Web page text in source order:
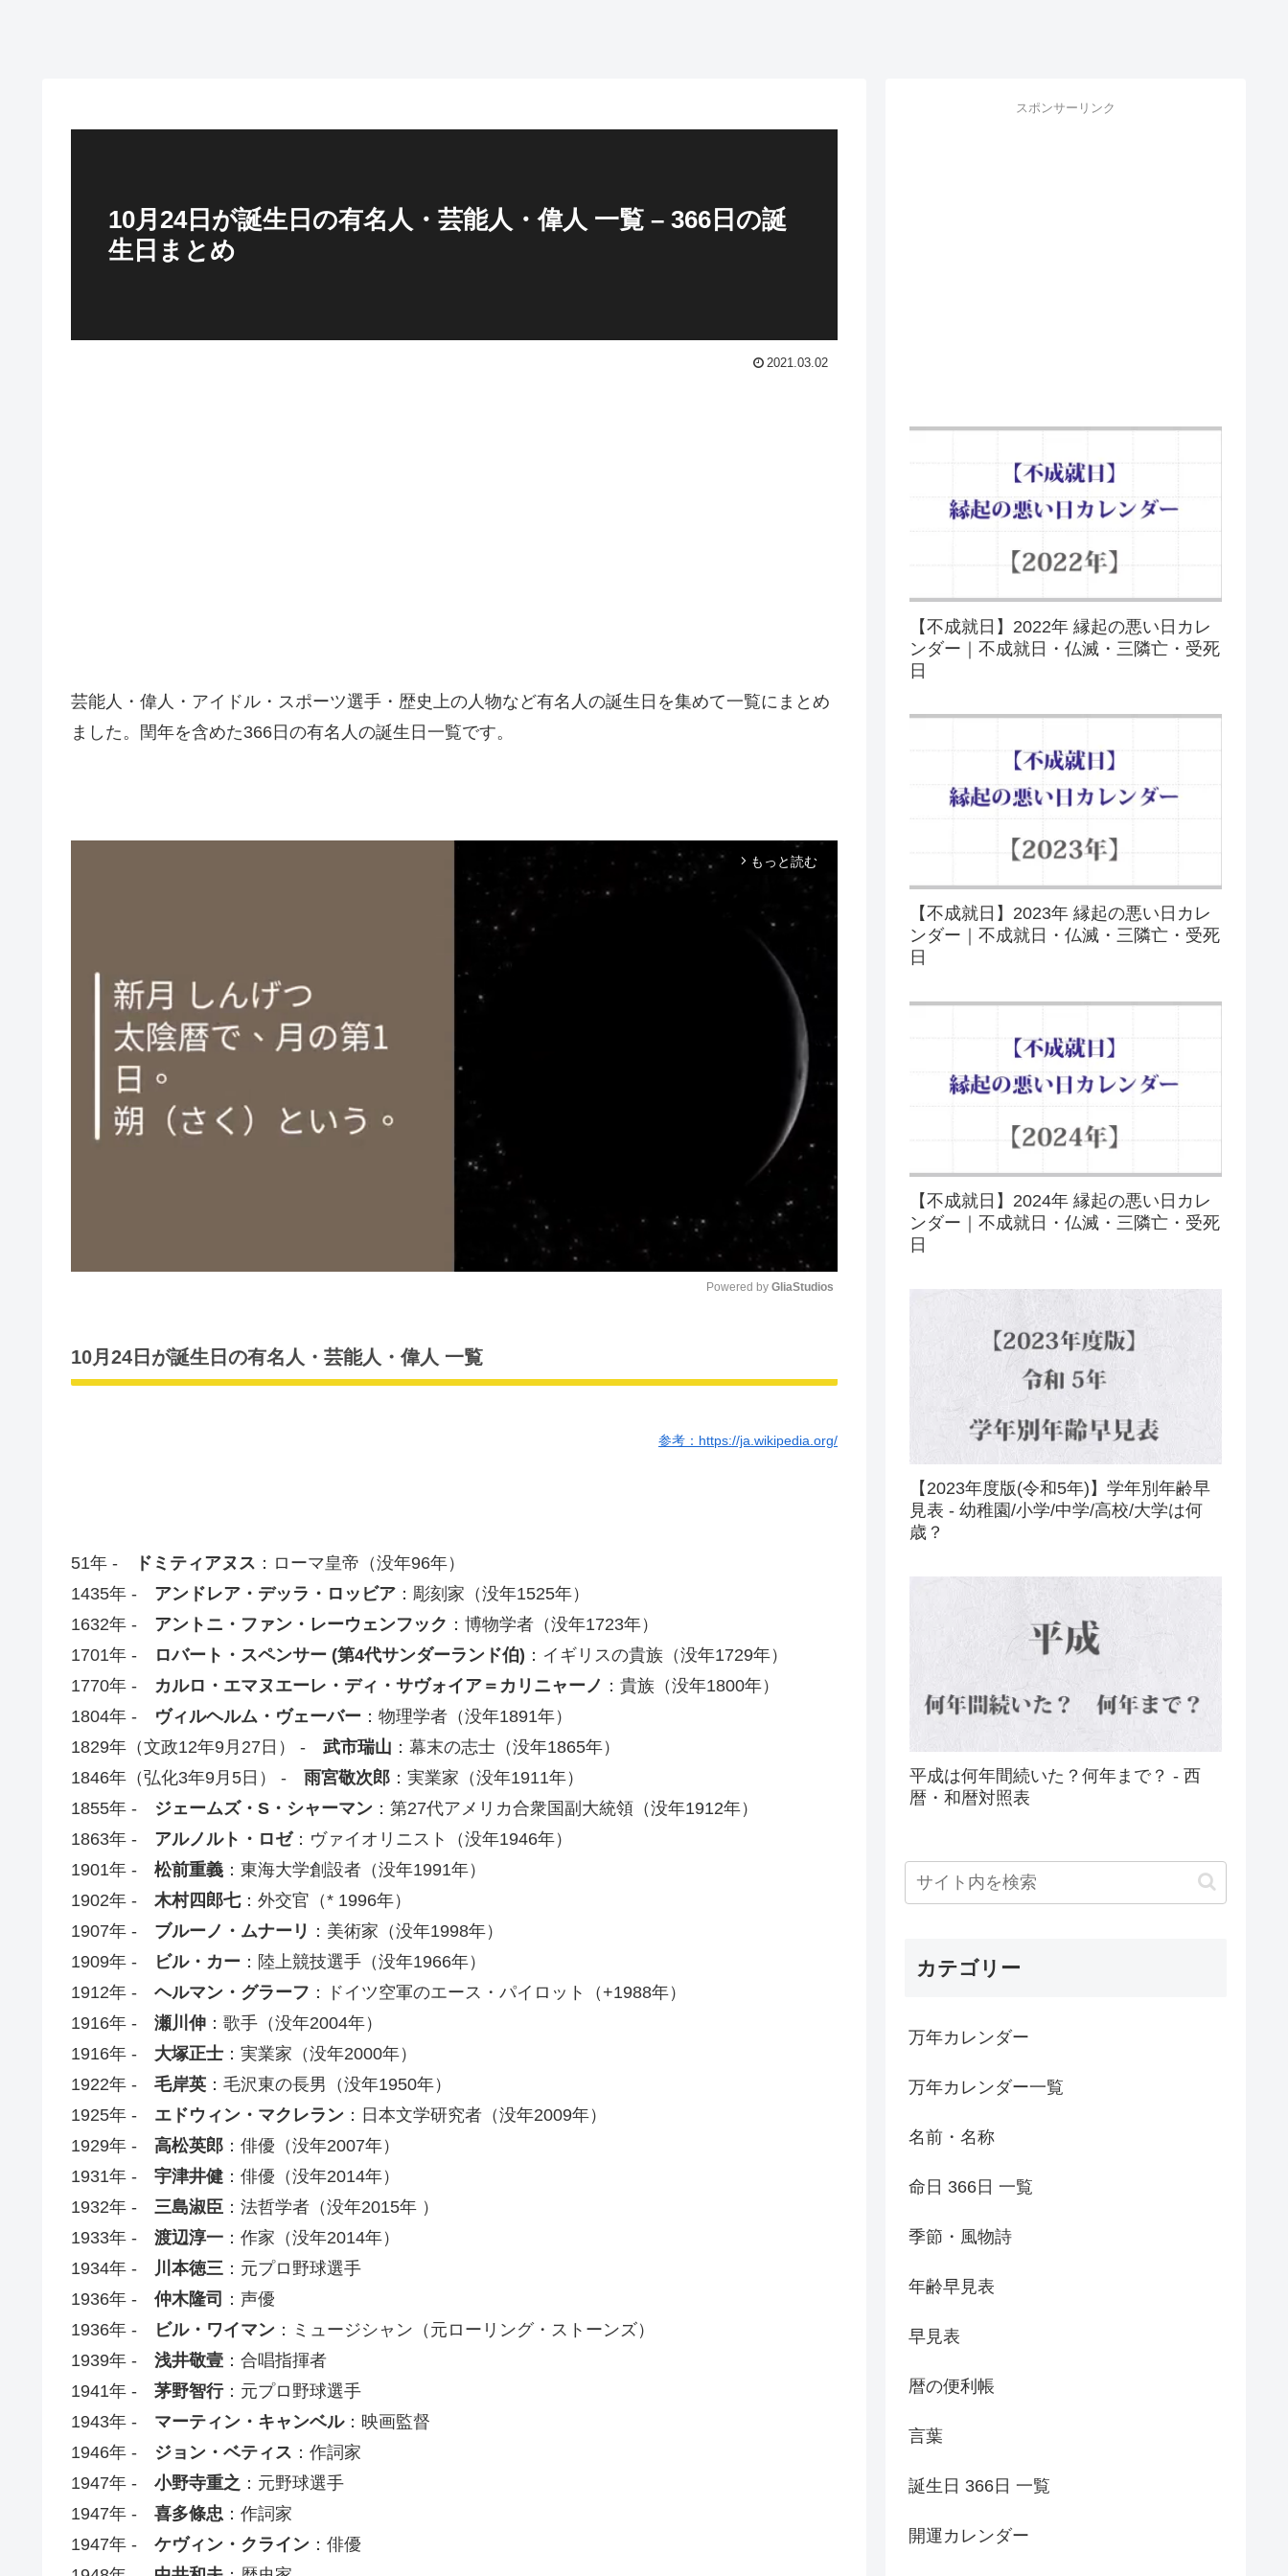
10月24日が誕生日の有名人・芸能人・偉人 一覧 – 366日の誕
生日まとめ
2021.03.02
芸能人・偉人・アイドル・スポーツ選手・歴史上の人物など有名人の誕生日を集めて一覧にまとめ
ました。閏年を含めた366日の有名人の誕生日一覧です。
arrow_forward_ios もっと読む
Powered by GliaStudios
10月24日が誕生日の有名人・芸能人・偉人 一覧
参考：https://ja.wikipedia.org/
51年 - ドミティアヌス ：ローマ皇帝（没年96年）
1435年 - アンドレア・デッラ・ロッビア ：彫刻家（没年1525年）
1632年 - アントニ・ファン・レーウェンフック ：博物学者（没年1723年）
1701年 -
ロバート・スペンサー (第4代サンダーランド伯) ：イギリスの貴族（没年1729年）
1770年 - カルロ・エマヌエーレ・ディ・サヴォイア＝カリニャーノ ：貴族（没年1800年）
1804年 - ヴィルヘルム・ヴェーバー ：物理学者（没年1891年）
1829年（文政12年9月27日） - 武市瑞山 ：幕末の志士（没年1865年）
1846年（弘化3年9月5日） - 雨宮敬次郎 ：実業家（没年1911年）
1855年 - ジェームズ・S・シャーマン ：第27代アメリカ合衆国副大統領（没年1912年）
1863年 - アルノルト・ロゼ：ヴァイオリニスト（没年1946年）
1901年 - 松前重義 ：東海大学創設者（没年1991年）
1902年 - 木村四郎七：外交官（* 1996年）
1907年 - ブルーノ・ムナーリ ：美術家（没年1998年）
1909年 -
ビル・カー ：陸上競技選手（没年1966年）
1912年 - ヘルマン・グラーフ ：ドイツ空軍のエース・パイロット（+1988年）
1916年 - 瀬川伸 ：歌手（没年2004年）
1916年 - 大塚正士 ：実業家（没年2000年）
1922年 - 毛岸英 ：毛沢東の長男（没年1950年）
1925年 - エドウィン・マクレラン ：日本文学研究者（没年2009年）
1929年 - 高松英郎 ：俳優（没年2007年）
1931年 - 宇津井健 ：俳優（没年2014年）
1932年 - 三島淑臣 ：法哲学者（没年2015年 ）
1933年 - 渡辺淳一 ：作家（没年2014年）
1934年 -
川本徳三 ：元プロ野球選手
1936年 - 仲木隆司 ：声優
1936年 -
ビル・ワイマン ：ミュージシャン（元ローリング・ストーンズ）
1939年 - 浅井敬壹 ：合唱指揮者
1941年 - 茅野智行：元プロ野球選手
1943年 - マーティン・キャンベル：映画監督
1946年 - ジョン・ベティス ：作詞家
1947年 - 小野寺重之 ：元野球選手
1947年 - 喜多條忠 ：作詞家
1947年 - ケヴィン・クライン ：俳優
スポンサーリンク
【不成就日】2022年 縁起の悪い日カレ
ンダー｜不成就日・仏滅・三隣亡・受死
日
【不成就日】2023年 縁起の悪い日カレ
ンダー｜不成就日・仏滅・三隣亡・受死
日
【不成就日】2024年 縁起の悪い日カレ
ンダー｜不成就日・仏滅・三隣亡・受死
日
【2023年度版(令和5年)】学年別年齢早
見表 - 幼稚園/小学/中学/高校/大学は何
歳？
平成は何年間続いた？何年まで？ - 西
暦・和暦対照表
カテゴリー
万年カレンダー
万年カレンダー一覧
名前・名称
命日 366日 一覧
季節・風物詩
年齢早見表
早見表
暦の便利帳
言葉
誕生日 366日 一覧
開運カレンダー